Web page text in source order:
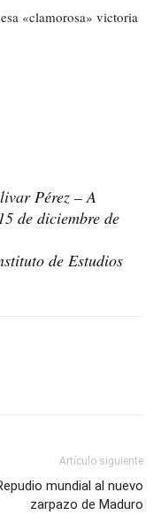
«clamorosa» victoria
Pérez – A
de diciembre de
de Estudios
Artículo siguiente
mundial al nuevo
zarpazo de Maduro